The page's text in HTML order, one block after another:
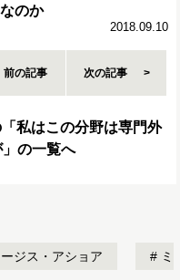
のか
2018.09.10
前の記事 次の記事
私はこの分野は専門外
の一覧へ
ジス・アショア ミ